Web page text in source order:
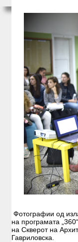
СТУДИИ
АФС
ОБУКИ
ЛЕТНА
АЛУМНИ
Фотографии од
на програмата
на Скверот на
Гавриловска.